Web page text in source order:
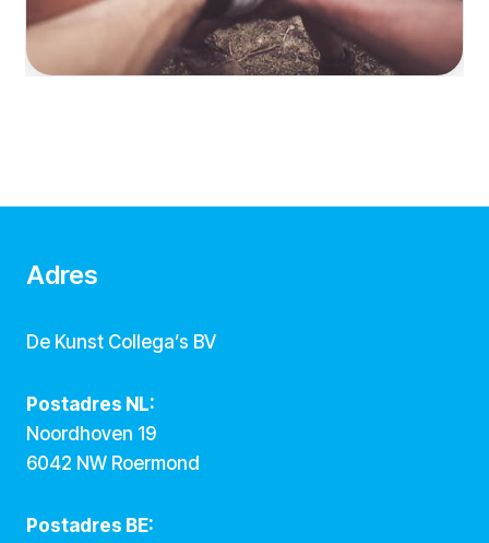
Adres
De Kunst Collega’s BV
Postadres NL:
Noordhoven 19
6042 NW Roermond
Postadres BE: